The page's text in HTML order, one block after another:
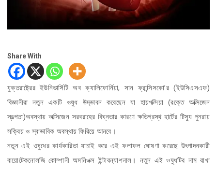
Share With
যুক্তরাষ্ট্রের ইউনিভার্সিটি অব ক্যালিফোর্নিয়া, সান ফ্রান্সিসকো’র (ইউসিএসএফ)
বিজ্ঞানীরা নতুন একটি ওষুধ উদ্ভাবন করেছেন যা হায়পক্সিয়া (রক্তে অক্সিজেন
স্বল্পতা)অবস্থায় অক্সিজেন সরবরাহের বিঘ্নতার কারণে ক্ষতিগ্রস্থ হার্টের টিস্যু পুনরায়
সক্রিয় ও স্বাভাবিক অবস্থায় ফিরিয়ে আনবে।
নতুন এই ওষুধের কার্যকারিতা যাচাই করে এই ফলাফল ঘোষণা করেছে উৎপাদনকারী
বায়োটেকনোলজি কোম্পানী অমনিওক্স ইন্টারন্যাশনাল। নতুন এই ওষুধটির নাম রাখা